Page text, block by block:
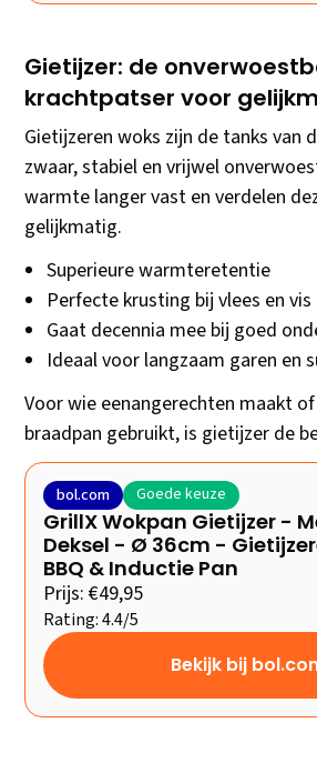
Gietijzer: de
krachtpatser voor
Gietijzeren woks zijn de tanks van
zwaar, stabiel en vrijwel
warmte langer vast en verdelen
gelijkmatig.
Superieure warmteretentie
Perfecte krusting bij vlees en vis
Gaat decennia mee bij goed
Ideaal voor langzaam garen en
Voor wie eenangerechten maakt
braadpan gebruikt, is gietijzer de
bol.com Goede keuze
GrillX Wokpan Gietijzer -
Deksel - Ø 36cm -
BBQ & Inductie Pan
Prijs: €49,95
Rating: 4.4/5
Bekijk bij